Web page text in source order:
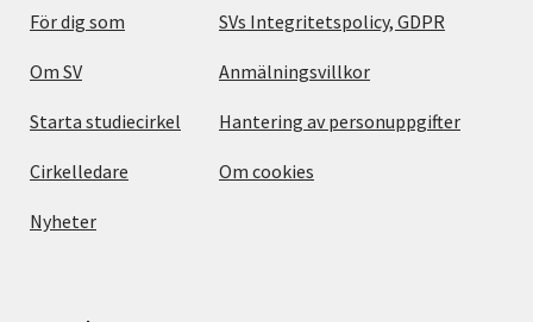
För dig som
Om SV
Starta studiecirkel
Cirkelledare
Nyheter
SVs Integritetspolicy, GDPR
Anmälningsvillkor
Hantering av personuppgifter
Om cookies